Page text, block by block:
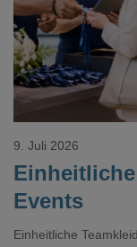
Events
9. Juli 2026
Einheitliche